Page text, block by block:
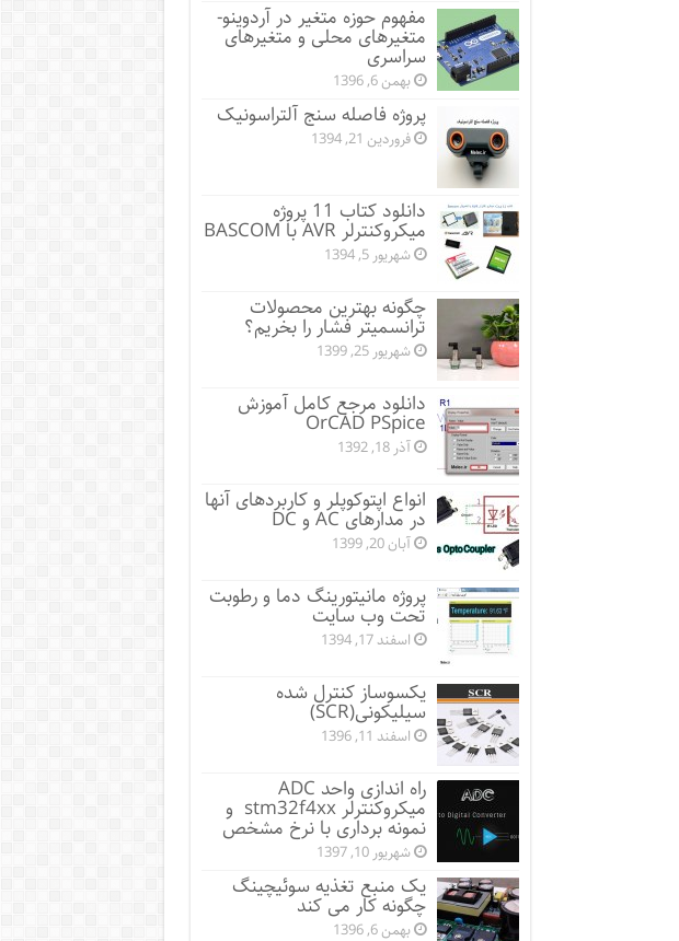
مفهوم حوزه متغیر در آردوینو-
متغیرهای محلی و متغیرهای
سراسری
بهمن 6, 1396
پروژه فاصله سنج آلتراسونیک
فروردین 21, 1394
دانلود کتاب 11 پروژه
میکروکنترلر AVR با BASCOM
شهریور 5, 1394
چگونه بهترین محصولات
ترانسمیتر فشار را بخریم؟
شهریور 25, 1399
دانلود مرجع کامل آموزش
OrCAD PSpice
آذر 18, 1392
انواع اپتوکوپلر و کاربردهای آنها
در مدارهای AC و DC
آبان 20, 1399
پروژه مانيتورينگ دما و رطوبت
تحت وب سایت
اسفند 17, 1394
یکسوساز کنترل شده
سیلیکونی(SCR)
اسفند 11, 1396
راه اندازی واحد ADC
میکروکنترلر stm32f4xx و
نمونه برداری با نرخ مشخص
شهریور 10, 1397
یک منبع تغذیه سوئیچینگ
چگونه کار می کند
بهمن 6, 1396